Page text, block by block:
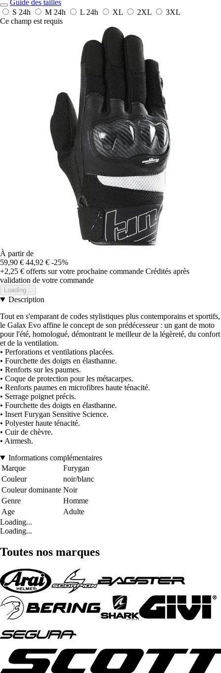
Guide des tailles
S 24h M 24h L 24h XL 2XL
3XL
Ce champ est requis
À partir de
59,90 € 44,92 € -25%
+2,25 € offerts sur votre prochaine commande Crédités après
validation de votre commande
Loading...
Description
Tout en s'emparant de codes stylistiques plus contemporains et sportifs,
le Galax Evo affine le concept de son prédécesseur : un gant de moto
pour l'été, homologué, démontrant le meilleur de la légèreté, du confort
et de la ventilation.
• Perforations et ventilations placées.
• Fourchette des doigts en élasthanne.
• Renforts sur les paumes.
• Coque de protection pour les métacarpes.
• Renforts paumes en microfibres haute ténacité.
• Serrage poignet précis.
• Fourchette des doigts en élasthanne.
• Insert Furygan Sensitive Science.
• Polyester haute ténacité.
• Cuir de chèvre.
• Airmesh.
Informations complémentaires
Marque
Furygan
Couleur
noir/blanc
Couleur dominante Noir
Genre
Homme
Age
Adulte
Loading...
Loading...
Toutes nos marques